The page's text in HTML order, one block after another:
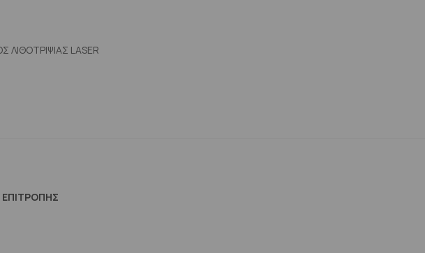
LASER
ΕΠΙΤΡΟΠΗΣ